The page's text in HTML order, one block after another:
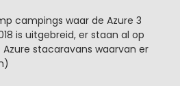
campings waar de Azure 3
is uitgebreid, er staan al op
stacaravans waarvan er